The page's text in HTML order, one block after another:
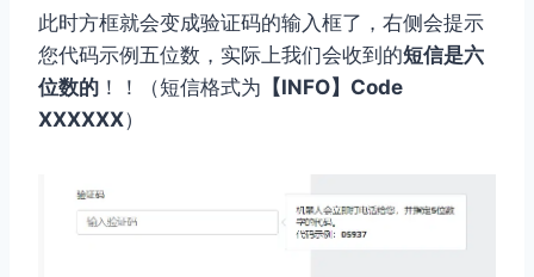
此时方框就会变成验证码的输入框了，右侧会提示
您代码示例五位数，实际上我们会收到的短信是六
位数的 ！！（短信格式为 【INFO】Code
XXXXXX）